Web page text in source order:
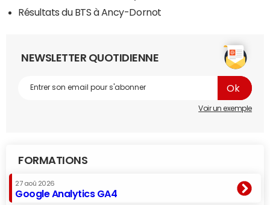
Résultats du BTS à Ancy-Dornot
NEWSLETTER QUOTIDIENNE
Voir un exemple
FORMATIONS
27 aoû 2026
Google Analytics GA4